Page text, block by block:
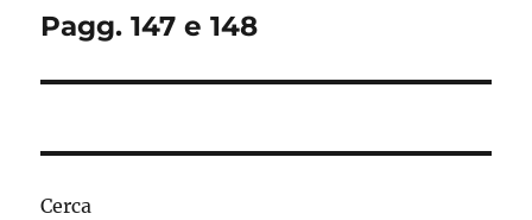
Articolo
Pagg. 147 e 148
Cerca